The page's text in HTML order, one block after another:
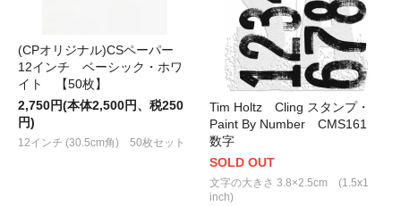
(CPオリジナル)CSペーパー
12インチ ベーシック・ホワ
イト 【50枚】
2,750円(本体2,500円、税250
円)
12インチ (30.5cm角) 50枚セット
Tim Holtz Cling スタンプ・
Paint By Number CMS161
数字
SOLD OUT
文字の大きさ 3.8×2.5cm (1.5x1
inch)